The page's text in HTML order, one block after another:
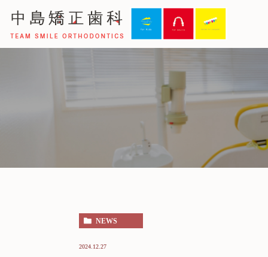
院長紹介 ス
子供の矯正
NEWS
2024.12.27